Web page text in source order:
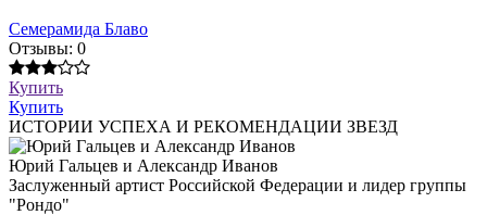
Семерамида Блаво
Отзывы: 0
Купить
Купить
ИСТОРИИ УСПЕХА И РЕКОМЕНДАЦИИ ЗВЕЗД
Юрий Гальцев и Александр Иванов
Заслуженный артист Российской Федерации и лидер группы
"Рондо"